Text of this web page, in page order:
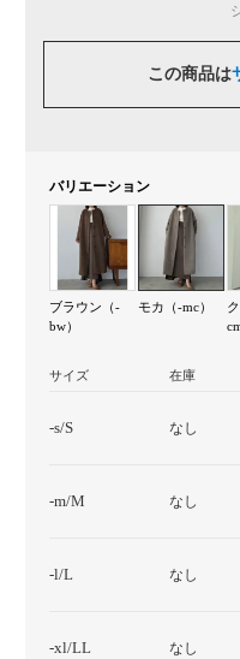
この商品は
バリエーション
ブラウン（-
bw）
モカ（-mc）
サイズ 在庫
-s/S なし
-m/M なし
-l/L なし
-xl/LL なし